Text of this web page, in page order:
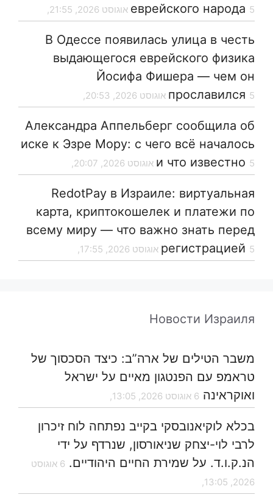
еврейского народа 5 אוגוסט 2026, 21:55,
В Одессе появилась улица в честь
выдающегося еврейского физика
Йосифа Фишера — чем он
прославился 5 אוגוסט 2026, 20:53,
Александра Аппельберг сообщила об
иске к Эзре Мору: с чего всё началось
и что известно 5 אוגוסט 2026, 20:07,
RedotPay в Израиле: виртуальная
карта, криптокошелек и платежи по
всему миру — что важно знать перед
регистрацией 5 אוגוסט 2026, 17:55,
Новости Израиля
משבר הטילים של ארה”ב: כיצד הסכסוך של
טראמפ עם הפנטגון מאיים על ישראל
ואוקראינה 6 אוגוסט 2026, 13:05,
בכלא לוקיאנובסקי בקייב נפתחה לוח זיכרון
לרבי לוי-יצחק שניאורסון, שנרדף על ידי
הנ.ק.ו.ד. על שמירת החיים היהודיים.
6 אוגוסט
2026, 13:05,